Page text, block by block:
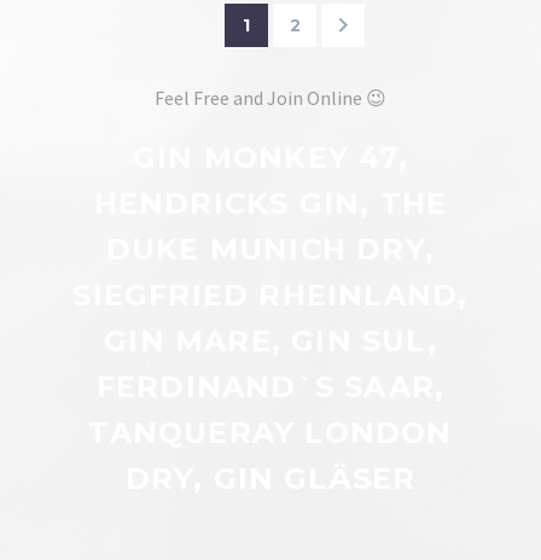
1 2
Feel Free and Join Online 😉